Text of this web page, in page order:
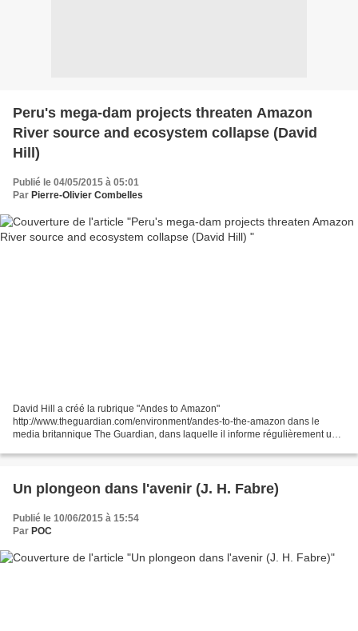
Peru's mega-dam projects threaten Amazon
River source and ecosystem collapse (David
Hill)
Publié le 04/05/2015 à 05:01
Par Pierre-Olivier Combelles
David Hill a créé la rubrique "Andes to Amazon"
http://www.theguardian.com/environment/andes-to-the-amazon dans le
media britannique The Guardian, dans laquelle il informe régulièrement un
Un plongeon dans l'avenir (J. H. Fabre)
Publié le 10/06/2015 à 15:54
Par POC